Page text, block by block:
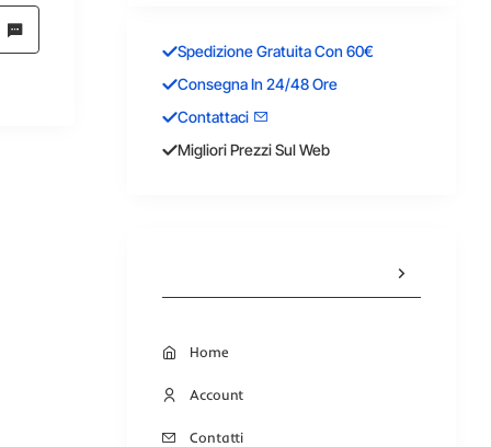
Spedizione Gratuita Con 60€
Consegna In 24/48 Ore
Contattaci
Migliori Prezzi Sul Web
Home
Account
Contatti